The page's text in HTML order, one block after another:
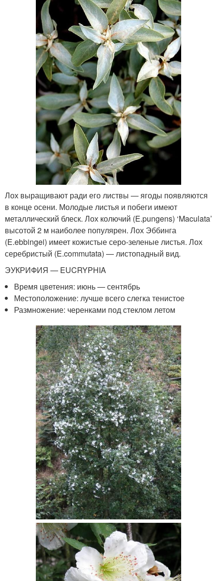
Лох выращивают ради его листвы — ягоды появляются
в конце осени. Молодые листья и побеги имеют
металлический блеск. Лох колючий (E.pungens) ‘Maculata’
высотой 2 м наиболее популярен. Лох Эббинга
(E.ebbingei) имеет кожистые серо-зеленые листья. Лох
серебристый (E.commutata) — листопадный вид.
ЭУКРИФИЯ — EUCRYPHIA
Время цветения: июнь — сентябрь
Местоположение: лучше всего слегка тенистое
Размножение: черенками под стеклом летом